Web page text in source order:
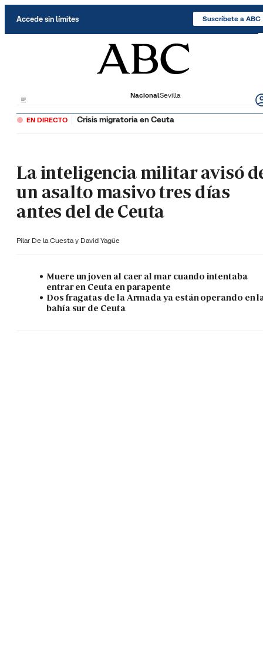
Accede sin límites Suscríbete a ABC
NacionalSevilla
EN DIRECTO Crisis migratoria en Ceuta
La inteligencia militar avisó
un asalto masivo tres días
antes del de Ceuta
Pilar De la Cuesta y David Yagüe
Muere un joven al caer al mar cuando intentaba
entrar en Ceuta en parapente
Dos fragatas de la Armada ya están operando en
bahía sur de Ceuta